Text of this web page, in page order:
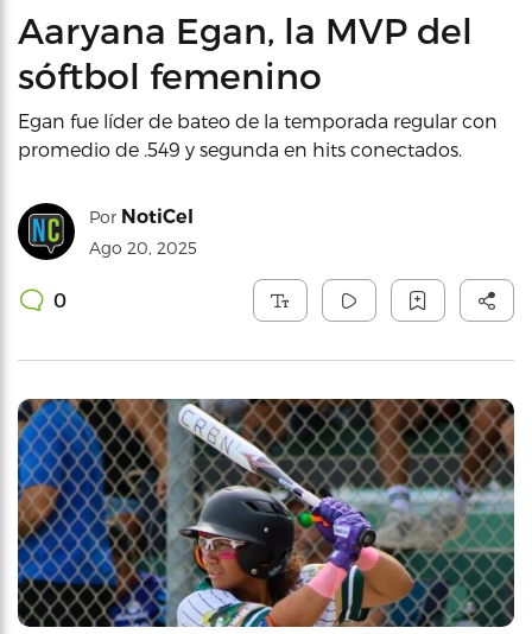
Aaryana Egan, la MVP del
sóftbol femenino
Egan fue líder de bateo de la temporada regular con
promedio de .549 y segunda en hits conectados.
Por NotiCel
Ago 20, 2025
0